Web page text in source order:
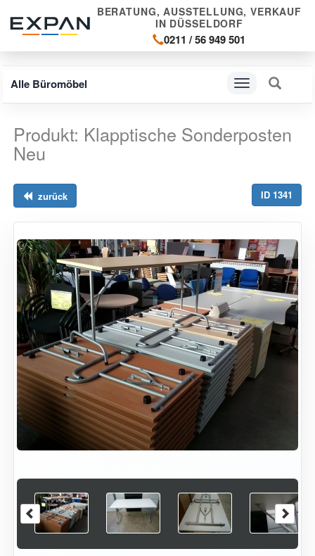
BERATUNG, AUSSTELLUNG, VERKAUF
IN DÜSSELDORF
0211 / 56 949 501
Alle Büromöbel
Navigation
Produkt: Klapptische Sonderposten
Neu
zurück ID 1341